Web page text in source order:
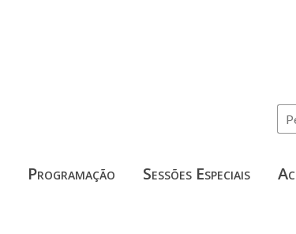
Programação Sessões Especiais